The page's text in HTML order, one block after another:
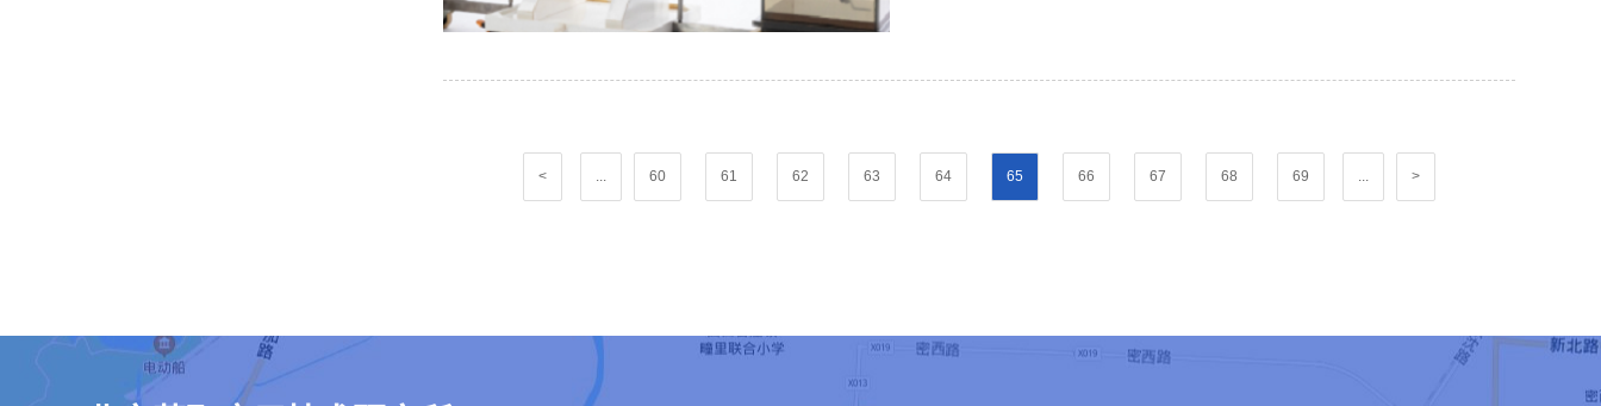
< 60 61 62 63 64 65 66 67 68 69 >